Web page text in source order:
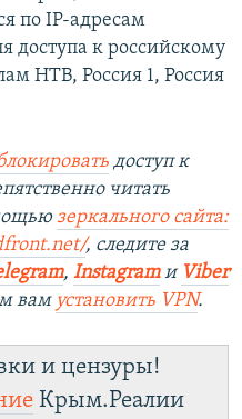
по IP-адресам
доступа к российскому
НТВ, Россия 1, Россия
доступ к
читать
зеркального сайта:
, следите за
, Instagramи Viber
вам установить VPN.
и цензуры!
Крым.Реалии